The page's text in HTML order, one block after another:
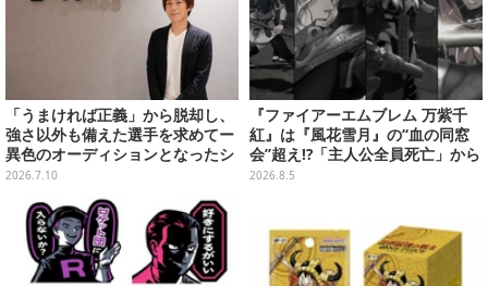
「うまければ正義」から脱却し、
強さ以外も備えた選手を求めてー
異色のオーディションとなったシ
ャドバ合宿の“狙い”【インタビュ
2026.7.10
『ファイアーエムブレム 万紫千
紅』は『風花雪月』の“血の同窓
会”超え!?「主人公全員死亡」から
始まる物語は、様々なシリーズ作
2026.8.5